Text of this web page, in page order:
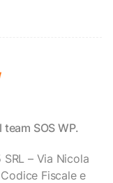
team SOS WP.
– Via Nicola
Fiscale e